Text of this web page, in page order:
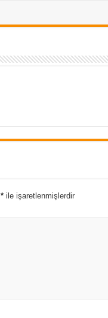
*ile işaretlenmişlerdir